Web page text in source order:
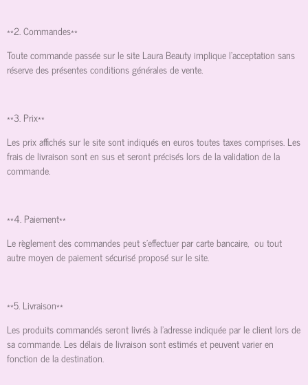
**2. Commandes**
Toute commande passée sur le site Laura Beauty implique l'acceptation sans
réserve des présentes conditions générales de vente.
**3. Prix**
Les prix affichés sur le site sont indiqués en euros toutes taxes comprises. Les
frais de livraison sont en sus et seront précisés lors de la validation de la
commande.
**4. Paiement**
Le règlement des commandes peut s'effectuer par carte bancaire, ou tout
autre moyen de paiement sécurisé proposé sur le site.
**5. Livraison**
Les produits commandés seront livrés à l'adresse indiquée par le client lors de
sa commande. Les délais de livraison sont estimés et peuvent varier en
fonction de la destination.